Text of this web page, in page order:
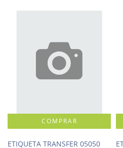
ETIQUETA TRANSFER 05050